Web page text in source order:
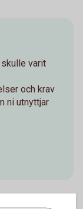
varit
och krav
ni utnyttjar